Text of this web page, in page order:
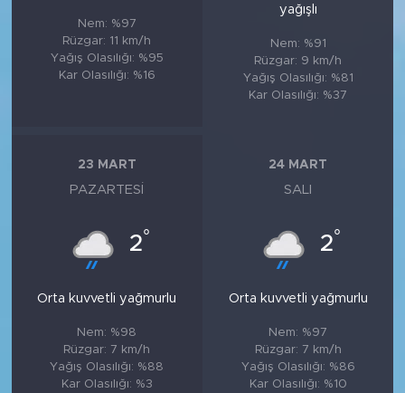
Nem: %97
Rüzgar: 11 km/h
Yağış Olasılığı: %95
Kar Olasılığı: %16
yağışlı
Nem: %91
Rüzgar: 9 km/h
Yağış Olasılığı: %81
Kar Olasılığı: %37
23 MART
PAZARTESI
2°
Orta kuvvetli yağmurlu
Nem: %98
Rüzgar: 7 km/h
Yağış Olasılığı: %88
Kar Olasılığı: %3
24 MART
SALI
2°
Orta kuvvetli yağmurlu
Nem: %97
Rüzgar: 7 km/h
Yağış Olasılığı: %86
Kar Olasılığı: %10